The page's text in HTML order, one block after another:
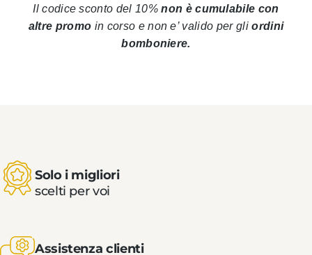
Il codice sconto del 10%non è cumulabile con
altre promo in corso e non e’ valido per gliordini
bomboniere.
Solo i migliori
scelti per voi
Assistenza clienti